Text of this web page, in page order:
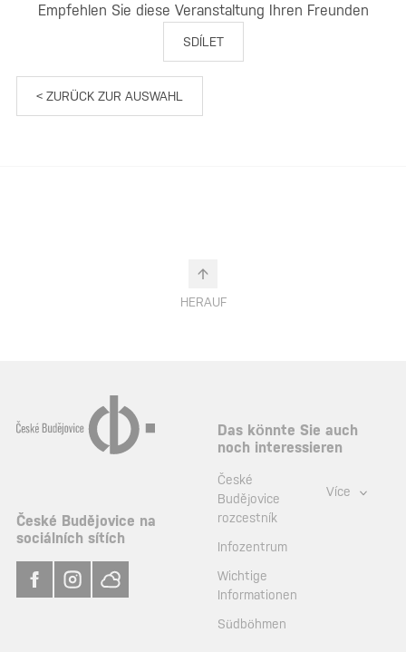
Empfehlen Sie diese Veranstaltung Ihren Freunden
SDÍLET
< ZURÜCK ZUR AUSWAHL
HERAUF
České Budějovice na
sociálních sítích
Das könnte Sie auch
noch interessieren
České
Budějovice
rozcestník
Infozentrum
Wichtige
Informationen
Südböhmen
Více